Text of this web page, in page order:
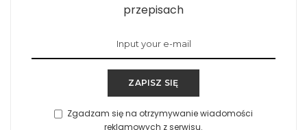
przepisach
ZAPISZ SIĘ
Zgadzam się na otrzymywanie wiadomości
reklamowych z serwisu.